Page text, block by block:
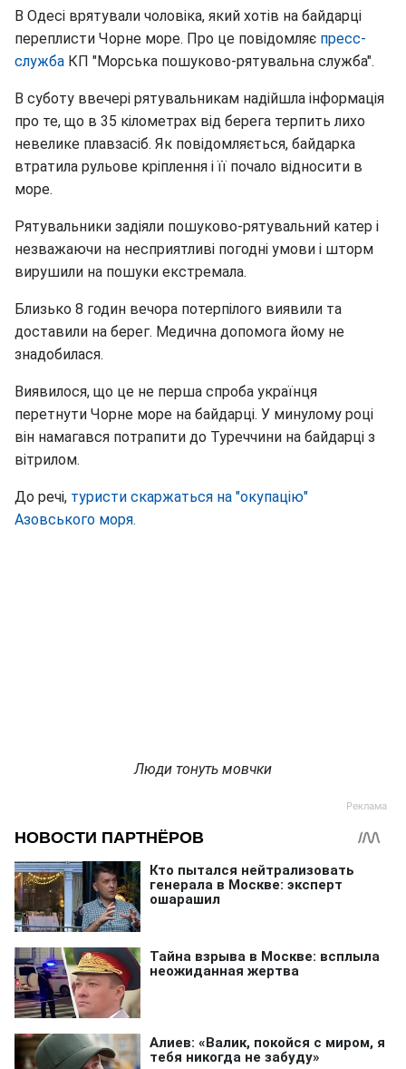
В Одесі врятували чоловіка, який хотів на байдарці
переплисти Чорне море. Про це повідомляє пресс-
служба КП "Морська пошуково-рятувальна служба".
В суботу ввечері рятувальникам надійшла інформація
про те, що в 35 кілометрах від берега терпить лихо
невелике плавзасіб. Як повідомляється, байдарка
втратила рульове кріплення і її почало відносити в
море.
Рятувальники задіяли пошуково-рятувальний катер і
незважаючи на несприятливі погодні умови і шторм
вирушили на пошуки екстремала.
Близько 8 годин вечора потерпілого виявили та
доставили на берег. Медична допомога йому не
знадобилася.
Виявилося, що це не перша спроба українця
перетнути Чорне море на байдарці. У минулому році
він намагався потрапити до Туреччини на байдарці з
вітрилом.
До речі, туристи скаржаться на "окупацію"
Азовського моря.
Люди тонуть мовчки